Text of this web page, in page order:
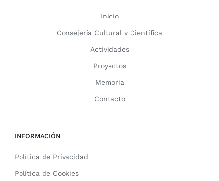
Inicio
Consejería Cultural y Científica
Actividades
Proyectos
Memoria
Contacto
INFORMACIÓN
Política de Privacidad
Política de Cookies